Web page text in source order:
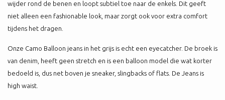
wijder rond de benen en loopt subtiel toe naar de enkels. Dit geeft
niet alleen een fashionable look, maar zorgt ook voor extra comfort
tijdens het dragen.
Onze Camo Balloon jeans in het grijs is echt een eyecatcher. De broek is
van denim, heeft geen stretch en is een balloon model die wat korter
bedoeld is, dus net boven je sneaker, slingbacks of flats. De Jeans is
high waist.